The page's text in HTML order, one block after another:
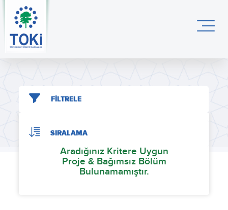
FİLTRELE
SIRALAMA
Aradığınız Kritere Uygun
Proje & Bağımsız Bölüm
Bulunamamıştır.